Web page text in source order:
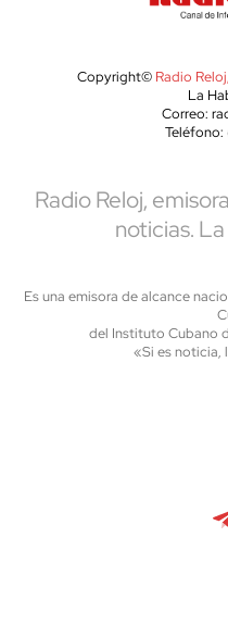
Copyright© Radio
La
Correo:
Radio Reloj,
noticias.
Es una emisora de alcance
del Instituto Cubano
«Si es noticia,